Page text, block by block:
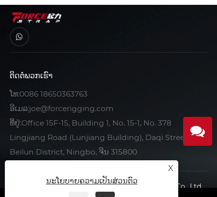
ຕິດ​ຕໍ່​ພວກ​ເຮົາ
ໂທ:0086 18650363763
ອີເມລ:joe@forcerigging.com
ທີ່ຢູ່:Office 15F-15, Building 1, No. 15-1, No. 378
Lingjiang Road (Lunjiang Building), Daqi Street,
Beilun District, Ningbo, ຈີນ 315800
ສະຫງວນລິຂະສິດ © 2022 Ningbo Force Auto Parts Co., Ltd.
X
ນະໂຍບາຍຄວາມເປັນສ່ວນຕົວ